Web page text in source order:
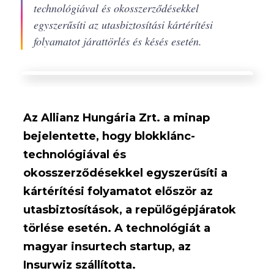
technológiával és okosszerződésekkel
egyszerűsíti az utasbiztosítási kártérítési
folyamatot járattörlés és késés esetén.
Az Allianz Hungária Zrt. a minap
bejelentette, hogy blokklánc-
technológiával és
okosszerződésekkel egyszerűsíti a
kártérítési folyamatot először az
utasbiztosítások, a repülőgépjáratok
törlése esetén. A technológiát a
magyar insurtech startup, az
Insurwiz szállította.